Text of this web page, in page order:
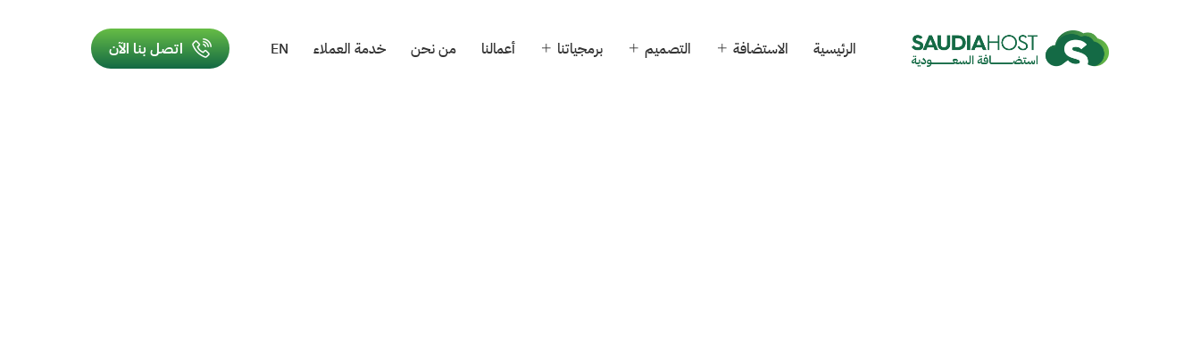
الرئيسية الاستضافة التصميم برمجياتنا أعمالنا من نحن خدمة العملاء EN اتصل بنا الآن